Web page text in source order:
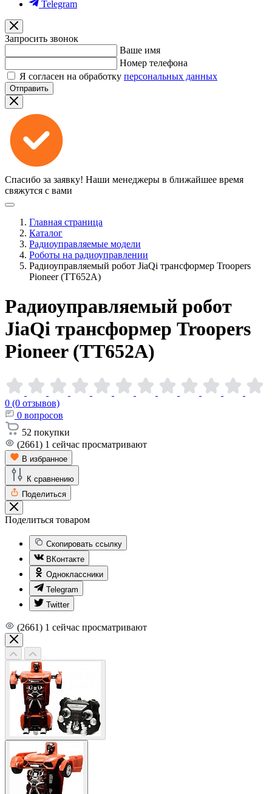
Telegram
Запросить звонок
Ваше имя
Номер телефона
Я согласен на обработку персональных данных
Отправить
Спасибо за заявку! Наши менеджеры в ближайшее время
свяжутся с вами
Главная страница
Каталог
Радиоуправляемые модели
Роботы на радиоуправлении
Радиоуправляемый робот JiaQi трансформер Troopers
Pioneer (TT652A)
Радиоуправляемый робот
JiaQi трансформер Troopers
Pioneer (TT652A)
0 (0 отзывов)
0 вопросов
52 покупки
(2661) 1 сейчас просматривают
В избранное
К сравнению
Поделиться
Поделиться товаром
Скопировать ссылку
ВКонтакте
Одноклассники
Telegram
Twitter
(2661) 1 сейчас просматривают